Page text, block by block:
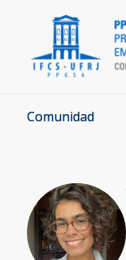
Comunidad